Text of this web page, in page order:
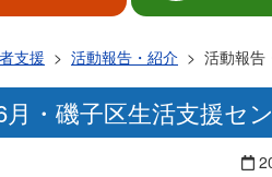
支援 > 活動報告・紹介 > 活動報告
・磯子区生活支援セン